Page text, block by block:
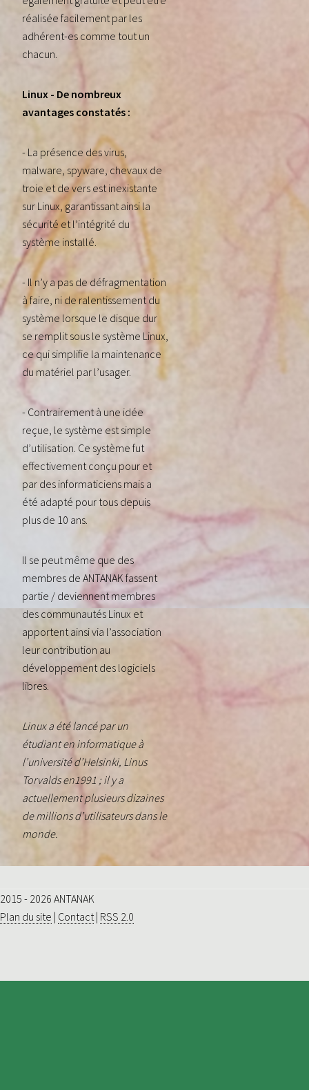
réalisée facilement par les
adhérent-es comme tout un
chacun.
Linux - De nombreux
avantages constatés :
- La présence des virus,
malware, spyware, chevaux de
troie et de vers est inexistante
sur Linux, garantissant ainsi la
sécurité et l’intégrité du
système installé.
- Il n’y a pas de défragmentation
à faire, ni de ralentissement du
système lorsque le disque dur
se remplit sous le système Linux,
ce qui simplifie la maintenance
du matériel par l’usager.
- Contrairement à une idée
reçue, le système est simple
d’utilisation. Ce système fut
effectivement conçu pour et
par des informaticiens mais a
été adapté pour tous depuis
plus de 10 ans.
Il se peut même que des
membres de ANTANAK fassent
partie / deviennent membres
des communautés Linux et
apportent ainsi via l’association
leur contribution au
développement des logiciels
libres.
Linux a été lancé par un
étudiant en informatique à
l’université d’Helsinki, Linus
Torvalds en1991 ; il y a
actuellement plusieurs dizaines
de millions d’utilisateurs dans le
monde.
2015 - 2026 ANTANAK
Plan du site | Contact | RSS 2.0